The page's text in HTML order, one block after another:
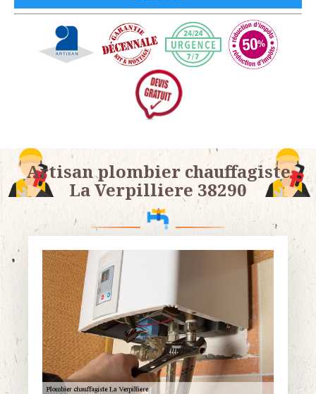
Artisan plombier chauffagiste
La Verpilliere 38290